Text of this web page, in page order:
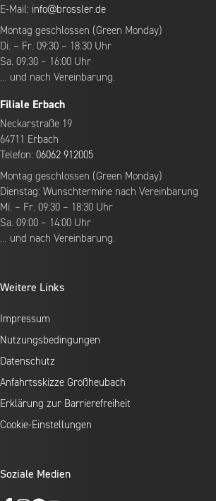
E-Mail: info@brossler.de
Montag geschlossen (Green Monday)
Di. – Fr. 09:30 – 18:30 Uhr
Sa. 09:30 – 16:00 Uhr
… und nach Vereinbarung.
Filiale Erbach
Neckarstraße 19
64711 Erbach
Telefon: 06062 912005
Montag geschlossen (Green Monday)
Dienstag: Wunschtermine nach Vereinbarung
Mi. – Fr. 09:30 – 18:30 Uhr
Sa. 09:00 – 14:00 Uhr
… und nach Vereinbarung.
Weitere Links
Impressum
Nutzungsbedingungen
Datenschutz
Anfahrtsskizze Großheubach
Erklärung zur Barrierefreiheit
Cookie-Einstellungen
Soziale Medien